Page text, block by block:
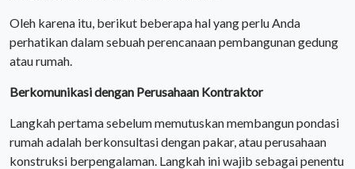
Oleh karena itu, berikut beberapa hal yang perlu Anda
perhatikan dalam sebuah perencanaan pembangunan gedung
atau rumah.
Berkomunikasi dengan Perusahaan Kontraktor
Langkah pertama sebelum memutuskan membangun pondasi
rumah adalah berkonsultasi dengan pakar, atau perusahaan
konstruksi berpengalaman. Langkah ini wajib sebagai penentu